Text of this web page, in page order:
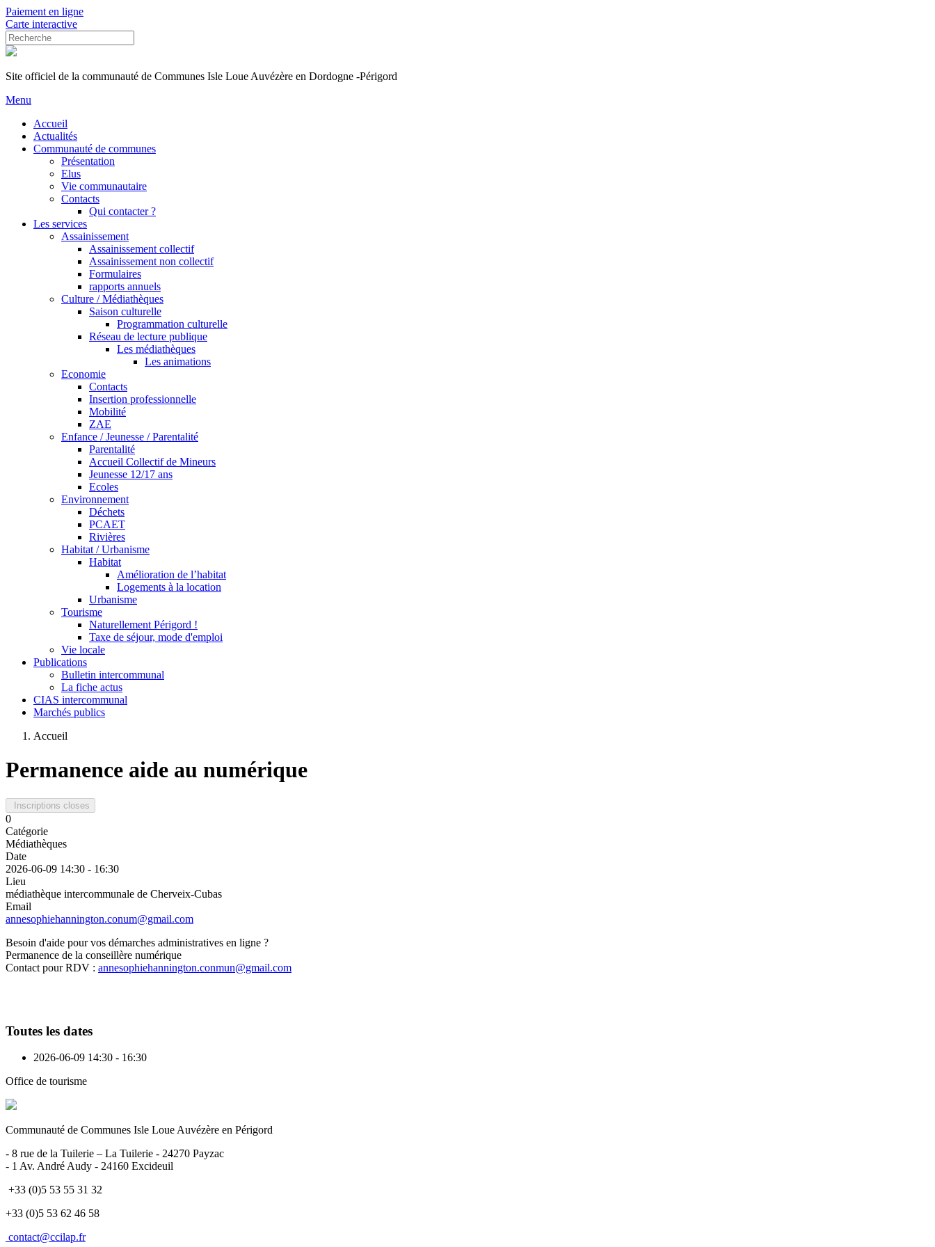
Paiement en ligne
Carte interactive
Site officiel de la communauté de Communes Isle Loue Auvézère en Dordogne -Périgord
Menu
Accueil
Actualités
Communauté de communes
Présentation
Elus
Vie communautaire
Contacts
Qui contacter ?
Les services
Assainissement
Assainissement collectif
Assainissement non collectif
Formulaires
rapports annuels
Culture / Médiathèques
Saison culturelle
Programmation culturelle
Réseau de lecture publique
Les médiathèques
Les animations
Economie
Contacts
Insertion professionnelle
Mobilité
ZAE
Enfance / Jeunesse / Parentalité
Parentalité
Accueil Collectif de Mineurs
Jeunesse 12/17 ans
Ecoles
Environnement
Déchets
PCAET
Rivières
Habitat / Urbanisme
Habitat
Amélioration de l’habitat
Logements à la location
Urbanisme
Tourisme
Naturellement Périgord !
Taxe de séjour, mode d'emploi
Vie locale
Publications
Bulletin intercommunal
La fiche actus
CIAS intercommunal
Marchés publics
Accueil
Permanence aide au numérique
Inscriptions closes
0
Catégorie
Médiathèques
Date
2026-06-09 14:30 - 16:30
Lieu
médiathèque intercommunale de Cherveix-Cubas
Email
annesophiehannington.conum@gmail.com
Besoin d'aide pour vos démarches administratives en ligne ?
Permanence de la conseillère numérique
Contact pour RDV : annesophiehannington.conmun@gmail.com
Toutes les dates
2026-06-09 14:30 - 16:30
Office de tourisme
Communauté de Communes Isle Loue Auvézère en Périgord
- 8 rue de la Tuilerie – La Tuilerie - 24270 Payzac
- 1 Av. André Audy - 24160 Excideuil
+33 (0)5 53 55 31 32
+33 (0)5 53 62 46 58
contact@ccilap.fr